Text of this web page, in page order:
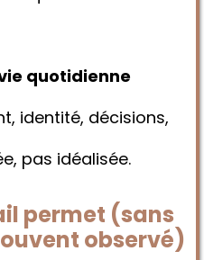
quotidienne
identité, décisions,
pas idéalisée.
permet (sans
observé)